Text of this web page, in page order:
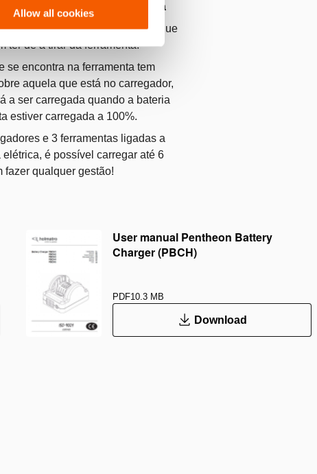
Allow all cookies
a bateria na ferramenta
ao carregador e carregue
ter de a tirar da ferramenta.
se encontra na ferramenta tem
aquela que está no carregador,
a ser carregada quando a bateria
estiver carregada a 100%.
e 3 ferramentas ligadas a
elétrica, é possível carregar até 6
fazer qualquer gestão!
User manual Pentheon Battery
Charger (PBCH)
PDF10.3 MB
Download